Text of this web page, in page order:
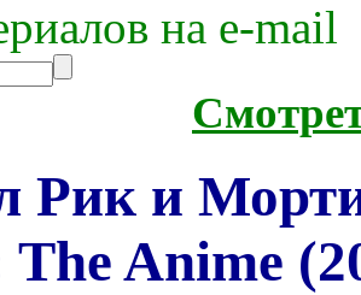
на e-mаil
Рик и
Anime